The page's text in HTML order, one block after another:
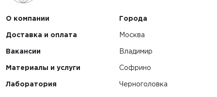
О компании
Доставка и оплата
Вакансии
Материалы и услуги
Лаборатория
Города
Москва
Владимир
Софрино
Черноголовка